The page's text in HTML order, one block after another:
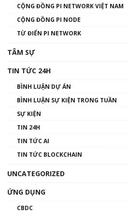
Talkshow 14:
01:29:26
CỘNG ĐỒNG PI NETWORK VIỆT NAM
CỘNG ĐỒNG PI NODE
TỪ ĐIỂN PI NETWORK
TÂM SỰ
TIN TỨC 24H
BÌNH LUẬN DỰ ÁN
BÌNH LUẬN SỰ KIỆN TRONG TUẦN
SỰ KIỆN
TIN 24H
TIN TỨC AI
TIN TỨC BLOCKCHAIN
UNCATEGORIZED
ỨNG DỤNG
CBDC